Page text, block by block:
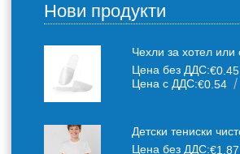
Нови продукти
Цена без ДДС:€0.45
Цена с ДДС:€0.54
Цена без ДДС:€1.87